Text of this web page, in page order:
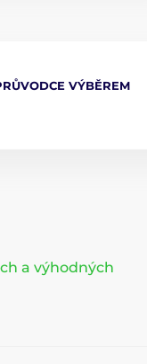
VÝBĚREM
a výhodných